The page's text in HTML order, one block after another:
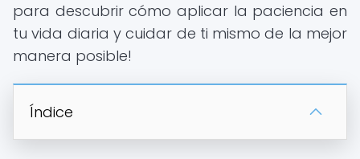
para descubrir cómo aplicar la paciencia en
tu vida diaria y cuidar de ti mismo de la mejor
manera posible!
Índice